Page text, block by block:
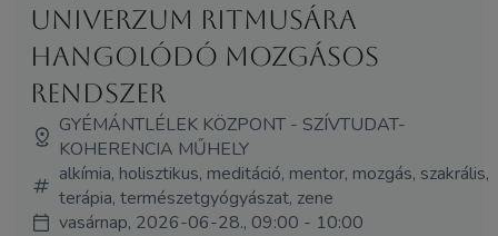
Univerzum ritmusára
hangolódó mozgásos
rendszer
GYÉMÁNTLÉLEK KÖZPONT - SZÍVTUDAT-
KOHERENCIA MŰHELY
alkímia, holisztikus, meditáció, mentor, mozgás, szakrális,
terápia, természetgyógyászat, zene
vasárnap, 2026-06-28., 09:00 - 10:00